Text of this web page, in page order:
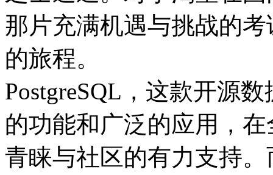
那片充满机遇与挑战的
的旅程。​
PostgreSQL，这款开源
的功能和广泛的应用，
青睐与社区的有力支持。